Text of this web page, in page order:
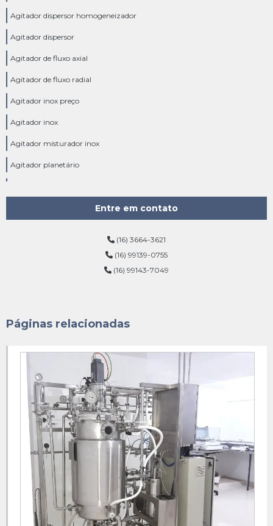
Agitador dispersor homogeneizador
Agitador dispersor
Agitador de fluxo axial
Agitador de fluxo radial
Agitador inox preço
Agitador inox
Agitador misturador inox
Agitador planetário
Agitador reator batelada
Emulsificador industrial
Equipamento misturador
Fabrica de tanque de inox
Fabricação de skid
Fabricação de tanques industriais
Fabricante de tanques industriais
Fabricante de tanques reatores
Entre em contato
(16) 3664-3621
(16) 99139-0755
(16) 99143-7049
Páginas relacionadas